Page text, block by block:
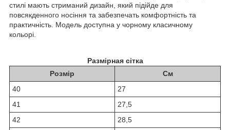
стилі мають стриманий дизайн, який підійде для
повсякденного носіння та забезпечать комфортність та
практичність. Модель доступна у чорному класичному
кольорі.
Размірная сітка
Розмір
См
40
27
41
27,5
42
28,5